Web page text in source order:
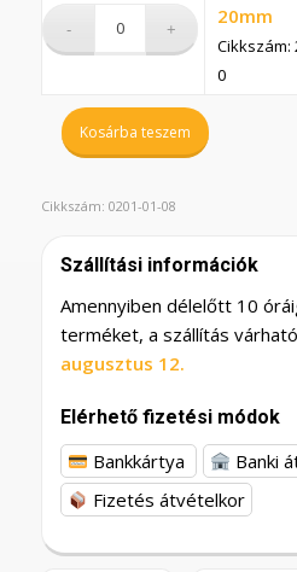
20mm
Cikkszám:
0
Kosárba teszem
Cikkszám: 0201-01-08
Szállítási információk
Amennyiben délelőtt 10
terméket, a szállítás
augusztus 12.
Elérhető fizetési módok
Bankkártya
Banki
Fizetés átvételkor